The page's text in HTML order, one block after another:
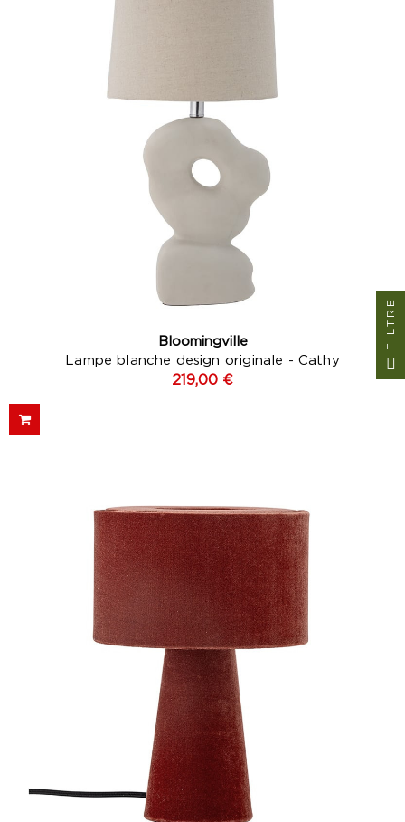
Bloomingville
Lampe blanche design originale - Cathy
219,00 €
FILTRE